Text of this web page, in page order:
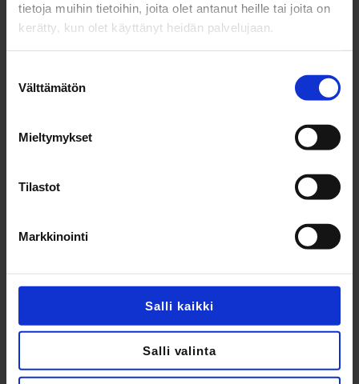
tietoja muihin tietoihin, joita olet antanut heille tai joita on
kerätty, kun olet käyttänyt heidän palvelujaan.
valinta
Välttämätön
Mieltymykset
Tilastot
Markkinointi
Salli kaikki
Salli valinta
2007
Heikki ja Jukka Toivakka JL-Rakentajat